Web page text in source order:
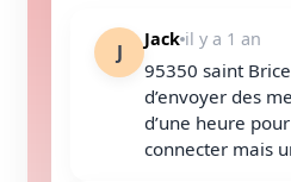
J
Jack il y a 1 an
95350 saint
d’envoyer des
d’une heure
connecter mais